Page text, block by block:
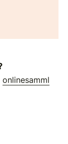
onlinesamml